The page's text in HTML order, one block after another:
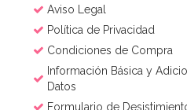
Aviso Legal
Política de Privacidad
Condiciones de Compra
Información Básica y
Datos
Formulario de